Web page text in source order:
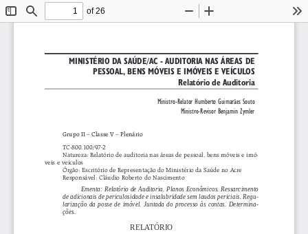
ToggleFind
of 26
Zoom
MINIST...RIO DA SA⁄DE/AC - AUDITORIA NAS ¡REAS DE
PESSOAL, BENS M”VEIS E IM”VEIS E VEÕCULOS
RelatÛrio de Auditoria
Ministro-Relator Humberto Guimar„es Souto
Ministro-Revisor Benjamin Zymler
Grupo II ñ Classe V ñ Plen·rio
TC-800.100/97-2
Natureza: RelatÛrio de auditoria nas ·reas de pessoal, bens mÛveis e imÛ-
veis e veÌculos
”rg„o: EscritÛrio de RepresentaÁ„o do MinistÈrio da Sa ̇de no Acre
Respons·vel: Cl·udio Roberto do Nascimento
Ementa: Relatório de Auditoria. Planos Econômicos. Ressarcimento
de adicionais de periculosidade e insalubridade sem laudos periciais. Regu-
larização  da  posse  de  imóvel.  Juntada  do  processo  às  contas.  Determina-
ções.
RELATÓRIO